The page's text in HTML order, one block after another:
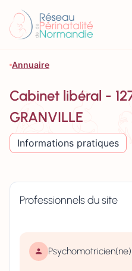
Annuaire
Cabinet libéral -
GRANVILLE
Informations pratiques
Professionnels du site
Psychomotricien(ne)